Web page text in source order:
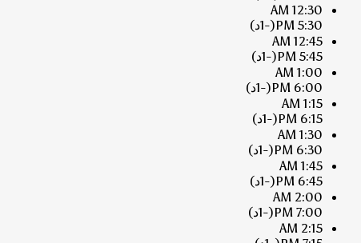
12:30 AM
5:30 PM
(-1د)
12:45 AM
5:45 PM
(-1د)
1:00 AM
6:00 PM
(-1د)
1:15 AM
6:15 PM
(-1د)
1:30 AM
6:30 PM
(-1د)
1:45 AM
6:45 PM
(-1د)
2:00 AM
7:00 PM
(-1د)
2:15 AM